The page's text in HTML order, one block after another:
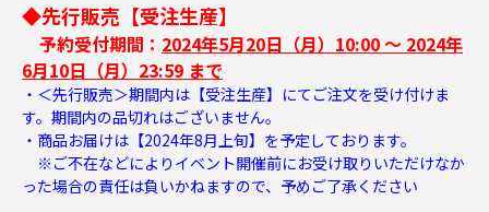
◆先行販売【受注生産】
予約受付期間： 2024年5月20日（月）10:00 ～ 2024年
6月10日（月）23:59 まで
・＜先行販売＞期間内は【受注生産】にてご注文を受け付けま
す。期間内の品切れはございません。
・商品お届けは【2024年8月上旬】を予定しております。
※ご不在などによりイベント開催前にお受け取りいただけなか
った場合の責任は負いかねますので、予めご了承ください